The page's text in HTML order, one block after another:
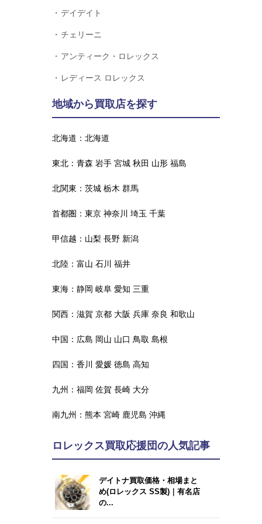
デイデイト
チェリーニ
アンティーク・ロレックス
レディース ロレックス
地域から買取店を探す
北海道： 北海道
東北： 青森 岩手 宮城 秋田 山形 福島
北関東： 茨城 栃木 群馬
首都圏： 東京 神奈川 埼玉 千葉
甲信越： 山梨 長野 新潟
北陸： 富山 石川 福井
東海： 静岡 岐阜 愛知 三重
関西： 滋賀 京都 大阪 兵庫 奈良 和歌山
中国： 広島 岡山 山口 鳥取 島根
四国： 香川 愛媛 徳島 高知
九州： 福岡 佐賀 長崎 大分
南九州： 熊本 宮崎 鹿児島 沖縄
ロレックス買取応援団の人気記事
デイトナ買取価格・相場まと
め(ロレックス SS製)｜有名店
の...